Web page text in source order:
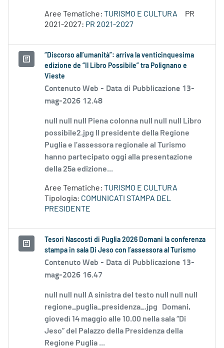
Aree Tematiche: TURISMO E CULTURA
PR
2021-2027: PR 2021-2027
“Discorso all’umanità”: arriva la venticinquesima
edizione de “Il Libro Possibile” tra Polignano e
Vieste
Contenuto Web - Data di Pubblicazione 13-
mag-2026 12.48
null null null Piena colonna null null null Libro
possibile2.jpg Il presidente della Regione
Puglia e l’assessora regionale al Turismo
hanno partecipato oggi alla presentazione
della 25a edizione...
Aree Tematiche: TURISMO E CULTURA
Tipologia: COMUNICATI STAMPA DEL
PRESIDENTE
Tesori Nascosti di Puglia 2026 Domani la conferenza
stampa in sala Di Jeso con l’assessora al Turismo
Contenuto Web - Data di Pubblicazione 13-
mag-2026 16.47
null null null A sinistra del testo null null null
regione_puglia_presidenza_.jpg Domani,
giovedì 14 maggio alle 10.00 nella sala “Di
Jeso” del Palazzo della Presidenza della
Regione Puglia ...